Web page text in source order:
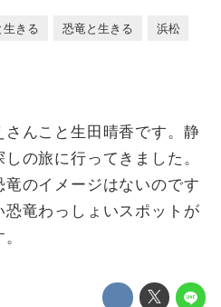
きる 恐竜と生きる
浜松
んこと生田晴香です。静
の旅に行ってきました。
のイメージはないのです
竜わっしょいスポットが